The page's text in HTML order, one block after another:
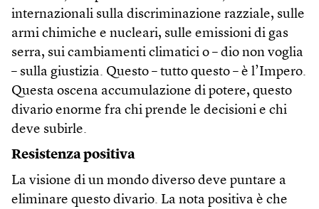
internazionali sulla discriminazione razziale, sulle
armi chimiche e nucleari, sulle emissioni di gas
serra, sui cambiamenti climatici o – dio non voglia
– sulla giustizia. Questo – tutto questo – è l’Impero.
Questa oscena accumulazione di potere, questo
divario enorme fra chi prende le decisioni e chi
deve subirle.
Resistenza positiva
La visione di un mondo diverso deve puntare a
eliminare questo divario. La nota positiva è che